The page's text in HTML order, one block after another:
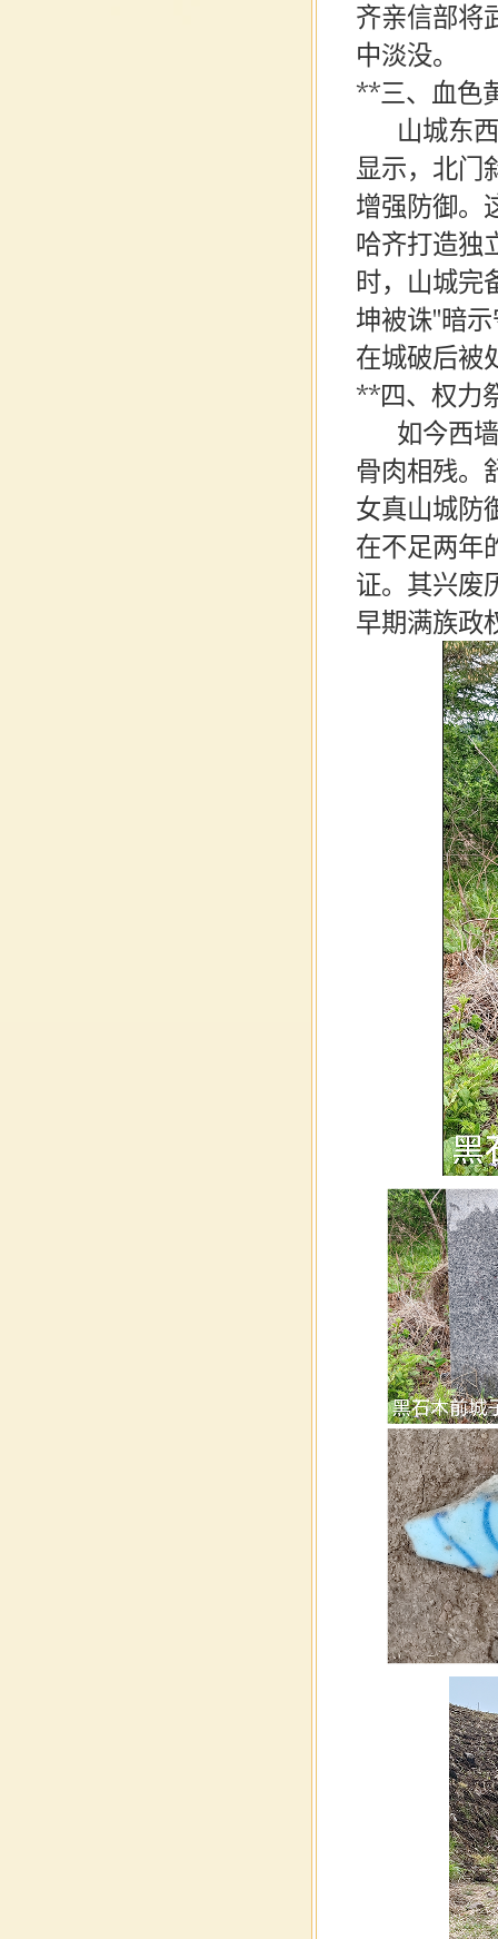
齐亲信部将
中淡没。
**三、血色
山城东
显示，北门
增强防御。
哈齐打造独
时，山城
坤被诛"暗
在城破后被
**四、权力
如今西
骨肉相残。
女真山城防
在不足两年
证。其兴废
早期满族政